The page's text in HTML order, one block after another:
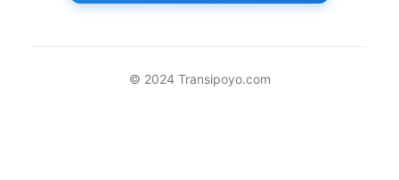
© 2024 Transipoyo.com